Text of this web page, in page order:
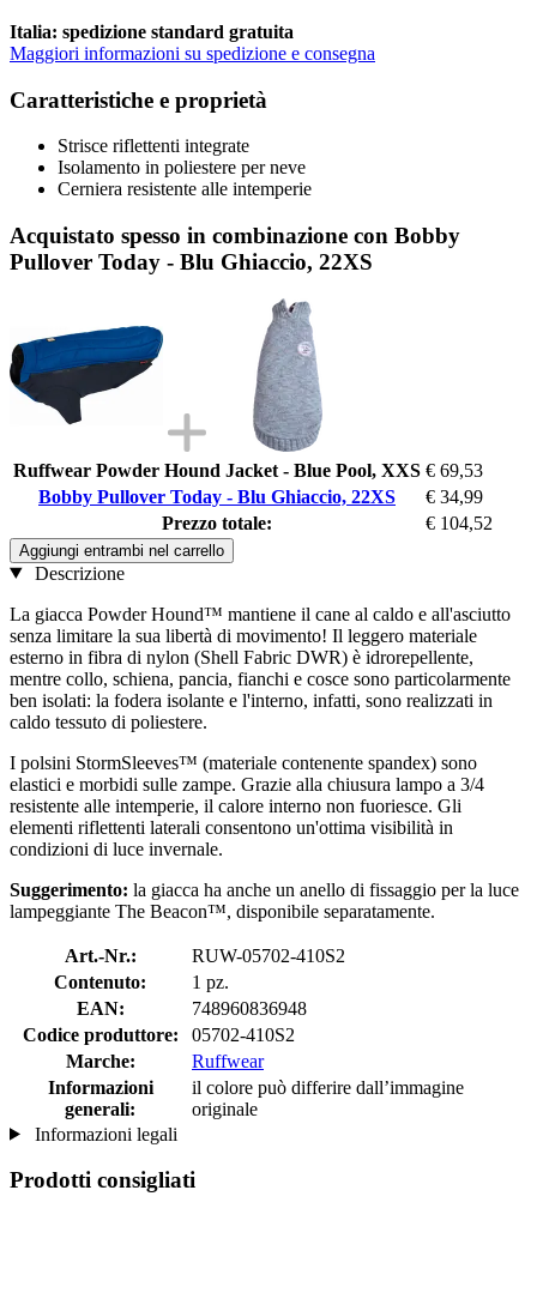
Italia: spedizione standard gratuita
Maggiori informazioni su spedizione e consegna
Caratteristiche e proprietà
Strisce riflettenti integrate
Isolamento in poliestere per neve
Cerniera resistente alle intemperie
Acquistato spesso in combinazione con Bobby
Pullover Today - Blu Ghiaccio, 22XS
Ruffwear Powder Hound Jacket - Blue Pool, XXS € 69,53
Bobby Pullover Today - Blu Ghiaccio, 22XS
€ 34,99
Prezzo totale:
€ 104,52
Aggiungi entrambi nel carrello
Descrizione
La giacca Powder Hound™ mantiene il cane al caldo e all'asciutto
senza limitare la sua libertà di movimento! Il leggero materiale
esterno in fibra di nylon (Shell Fabric DWR) è idrorepellente,
mentre collo, schiena, pancia, fianchi e cosce sono particolarmente
ben isolati: la fodera isolante e l'interno, infatti, sono realizzati in
caldo tessuto di poliestere.
I polsini StormSleeves™ (materiale contenente spandex) sono
elastici e morbidi sulle zampe. Grazie alla chiusura lampo a 3/4
resistente alle intemperie, il calore interno non fuoriesce. Gli
elementi riflettenti laterali consentono un'ottima visibilità in
condizioni di luce invernale.
Suggerimento: la giacca ha anche un anello di fissaggio per la luce
lampeggiante The Beacon™, disponibile separatamente.
Art.-Nr.:
RUW-05702-410S2
Contenuto:
1 pz.
EAN:
748960836948
Codice produttore:
05702-410S2
Marche:
Ruffwear
Informazioni
generali:
il colore può differire dall’immagine
originale
Informazioni legali
Prodotti consigliati